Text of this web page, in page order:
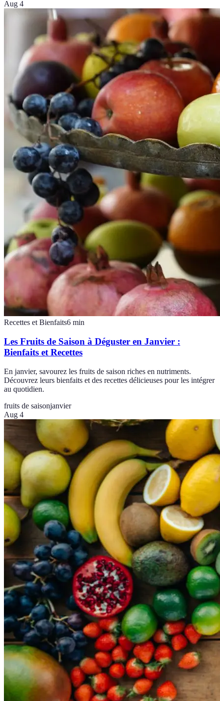
Aug 4
Recettes et Bienfaits6 min
Les Fruits de Saison à Déguster en Janvier :
Bienfaits et Recettes
En janvier, savourez les fruits de saison riches en nutriments.
Découvrez leurs bienfaits et des recettes délicieuses pour les intégrer
au quotidien.
fruits de saisonjanvier
Aug 4